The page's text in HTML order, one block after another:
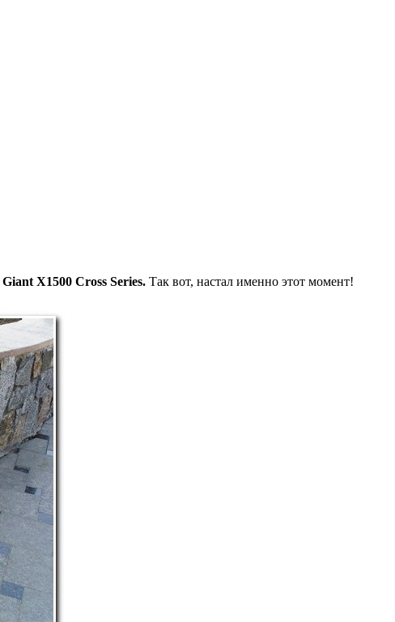
Giant X1500 Cross Series. Так вот, настал именно этот момент!